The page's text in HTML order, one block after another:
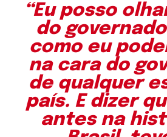
“Eu posso
do
como eu
na cara do
de qualquer
país. E dizer
antes na